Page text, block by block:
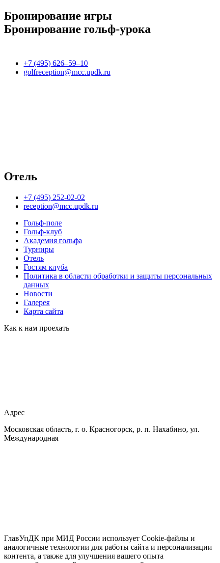
Бронирование игры
Бронирование гольф-урока
+7 (495) 626–59–10
golfreception@mcc.updk.ru
Отель
+7 (495) 252-02-02
reception@mcc.updk.ru
Гольф-поле
Гольф-клуб
Академия гольфа
Турниры
Отель
Гостям клуба
Политика в области обработки и защиты персональных
данных
Новости
Галерея
Карта сайта
Как к нам проехать
Адрес
Московская область, г. о. Красногорск, р. п. Нахабино, ул.
Международная
ГлавУпДК при МИД России использует Cookie-файлы и
аналогичные технологии для работы сайта и персонализации
контента, а также для улучшения вашего опыта